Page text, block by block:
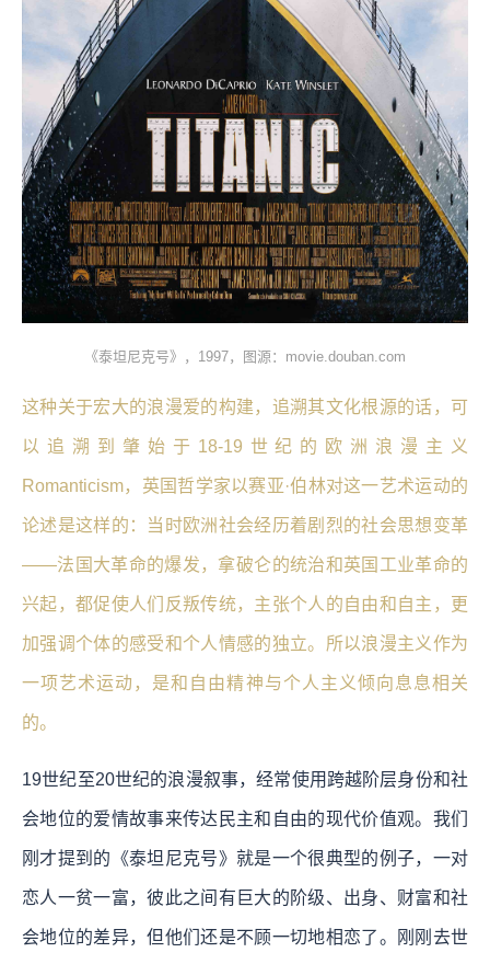
《泰坦尼克号》，1997，图源：movie.douban.com
这种关于宏大的浪漫爱的构建，追溯其文化根源的话，可
以追溯到肇始于18-19世纪的欧洲浪漫主义
Romanticism，英国哲学家以赛亚·伯林对这一艺术运动的
论述是这样的：当时欧洲社会经历着剧烈的社会思想变革
——法国大革命的爆发，拿破仑的统治和英国工业革命的
兴起，都促使人们反叛传统，主张个人的自由和自主，更
加强调个体的感受和个人情感的独立。所以浪漫主义作为
一项艺术运动，是和自由精神与个人主义倾向息息相关
的。
19世纪至20世纪的浪漫叙事，经常使用跨越阶层身份和社
会地位的爱情故事来传达民主和自由的现代价值观。我们
刚才提到的《泰坦尼克号》就是一个很典型的例子，一对
恋人一贫一富，彼此之间有巨大的阶级、出身、财富和社
会地位的差异，但他们还是不顾一切地相恋了。刚刚去世